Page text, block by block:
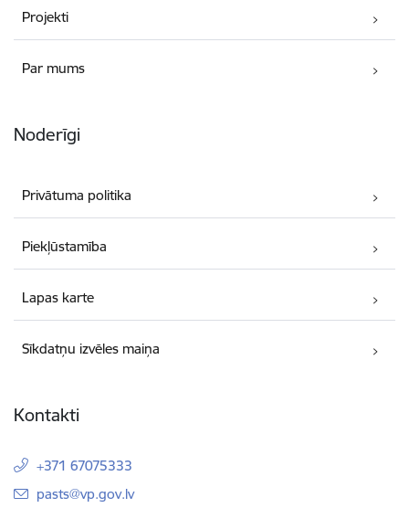
Projekti
Par mums
Noderīgi
Privātuma politika
Piekļūstamība
Lapas karte
Sīkdatņu izvēles maiņa
Kontakti
+371 67075333
E-pasts:
pasts@vp.gov.lv